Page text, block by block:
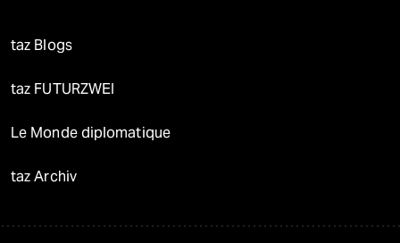
taz Blogs
taz FUTURZWEI
Le Monde diplomatique
taz Archiv